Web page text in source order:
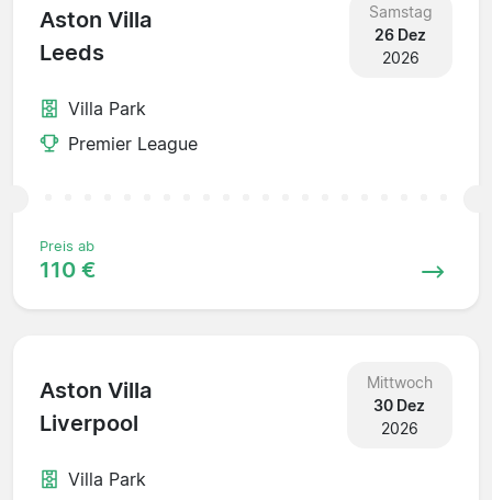
Aston Villa
Leeds
Samstag
26 Dez
2026
Villa Park
Premier League
Preis ab
110 €
Aston Villa
Liverpool
Mittwoch
30 Dez
2026
Villa Park